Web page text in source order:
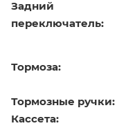
Задний
переключатель:
Тормоза:
Тормозные ручки:
Кассета: